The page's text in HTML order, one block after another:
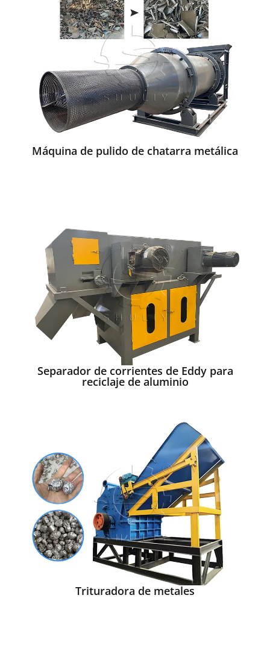
Máquina de pulido de chatarra metálica
Separador de corrientes de Eddy para
reciclaje de aluminio
Trituradora de metales